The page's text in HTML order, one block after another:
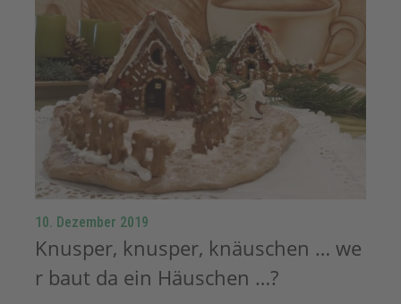
10. Dezember 2019
Knusper, knusper, knäuschen … we
r baut da ein Häuschen …?